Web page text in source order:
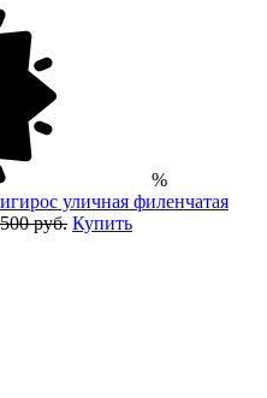
%
уличная филенчатая
руб. Купить